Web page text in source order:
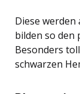
Diese werden
bilden so den
Besonders
schwarzen